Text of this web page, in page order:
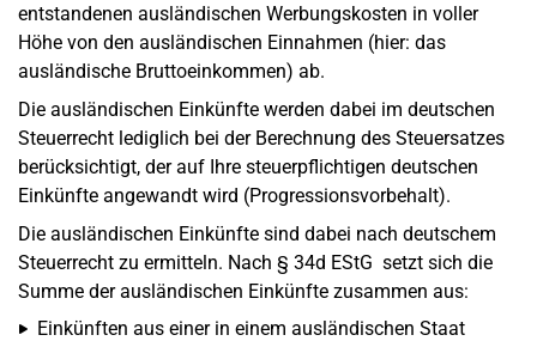
entstandenen ausländischen Werbungskosten in voller
Höhe von den ausländischen Einnahmen (hier: das
ausländische Bruttoeinkommen) ab.
Die ausländischen Einkünfte werden dabei im deutschen
Steuerrecht lediglich bei der Berechnung des Steuersatzes
berücksichtigt, der auf Ihre steuerpflichtigen deutschen
Einkünfte angewandt wird (Progressionsvorbehalt).
Die ausländischen Einkünfte sind dabei nach deutschem
Steuerrecht zu ermitteln. Nach § 34d EStG setzt sich die
Summe der ausländischen Einkünfte zusammen aus:
Einkünften aus einer in einem ausländischen Staat